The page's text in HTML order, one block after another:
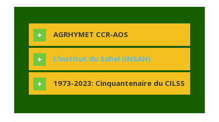
AGRHYMET CCR-AOS
L’institut du Sahel (INSAH)
1973-2023: Cinquantenaire du CILSS